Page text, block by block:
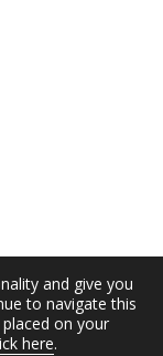
and give you
to navigate this
on your
here.